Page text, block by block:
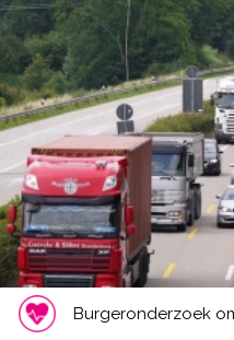
Burgeronderzoek